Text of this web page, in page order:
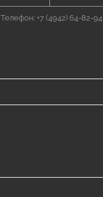
Телефон: +7 (4942) 64-82-94